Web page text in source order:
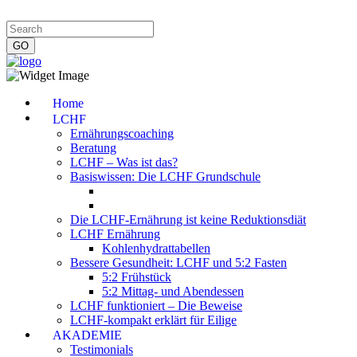
Home
LCHF
Ernährungscoaching
Beratung
LCHF – Was ist das?
Basiswissen: Die LCHF Grundschule
Die LCHF-Ernährung ist keine Reduktionsdiät
LCHF Ernährung
Kohlenhydrattabellen
Bessere Gesundheit: LCHF und 5:2 Fasten
5:2 Frühstück
5:2 Mittag- und Abendessen
LCHF funktioniert – Die Beweise
LCHF-kompakt erklärt für Eilige
AKADEMIE
Testimonials